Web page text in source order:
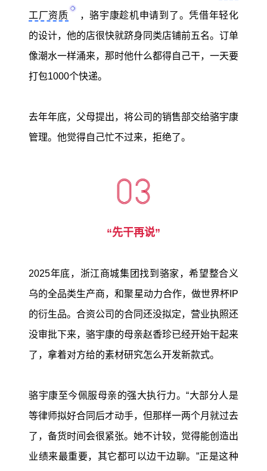
工厂资质
，骆宇康趁机申请到了。凭借年轻化
的设计，他的店很快就跻身同类店铺前五名。订单
像潮水一样涌来，那时他什么都得自己干，一天要
打包1000个快递。
去年年底，父母提出，将公司的销售部交给骆宇康
管理。他觉得自己忙不过来，拒绝了。
“先干再说”
2025年底，浙江商城集团找到骆家，希望整合义
乌的全品类生产商，和聚星动力合作，做世界杯IP
的衍生品。合资公司的合同还没拟定，营业执照还
没审批下来，骆宇康的母亲赵香珍已经开始干起来
了，拿着对方给的素材研究怎么开发新款式。
骆宇康至今佩服母亲的强大执行力。“大部分人是
等律师拟好合同后才动手，但那样一两个月就过去
了，备货时间会很紧张。她不计较，觉得能创造出
业绩来最重要，其它都可以边干边聊。”正是这种